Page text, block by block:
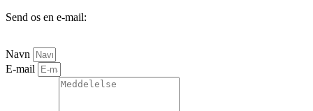
Send os en e-mail:
Navn
E-mail